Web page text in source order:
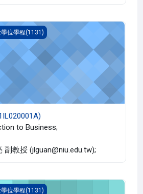
位學程(1131)
to Business;
副教授 (jlguan@niu.edu.tw);
位學程(1131)